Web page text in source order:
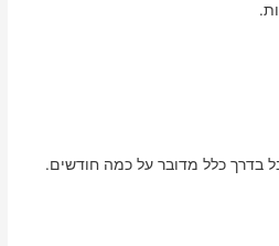
בדרך כלל מדובר על כמה חודשים.